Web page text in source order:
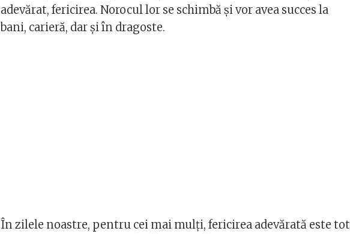
adevărat, fericirea. Norocul lor se schimbă și vor avea succes la
bani, carieră, dar și în dragoste.
În zilele noastre, pentru cei mai mulți, fericirea adevărată este tot